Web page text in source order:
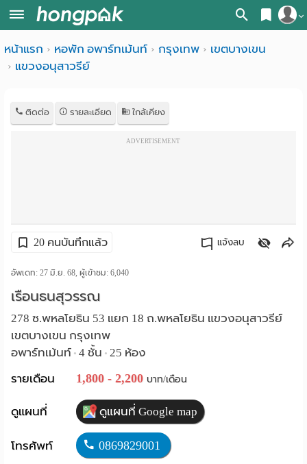
สมัครสมาชิก
หน้า
ค้นหา
ค้นจากแผนที่
ค้นแบบละเอียด
ห้อง
พัก
ราย
เดือน
ห้อง
พัก
หน้าแรก หอพัก อพาร์ทเม้นท์ กรุงเทพ
เขตบางเขน
แขวงอนุสาวรีย์
ติดต่อ รายละเอียด ใกล้เคียง
ADVERTISEMENT
20 คนบันทึกแล้ว แจ้งลบ
อัพเดท: 27 มิ.ย. 68, ผู้เข้าชม:6,040
เรือนธนสุวรรณ
278 ซ.พหลโยธิน 53 แยก 18 ถ.พหลโยธิน แขวงอนุสาวรีย์
เขตบางเขน กรุงเทพ
อพาร์ทเม้นท์ • 4 ชั้น • 25 ห้อง
รายเดือน
1,800 - 2,200 บาท/เดือน
ดูแผนที่ ดูแผนที่ Google map
โทรศัพท์ 0869829001